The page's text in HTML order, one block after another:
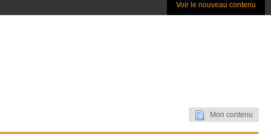
Voir le nouveau contenu
Mon contenu